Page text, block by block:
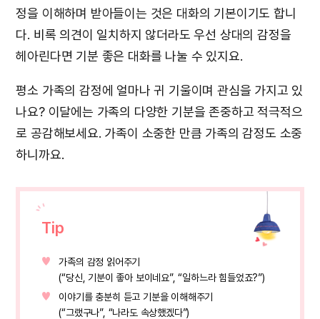
정을 이해하며 받아들이는 것은 대화의 기본이기도 합니
다. 비록 의견이 일치하지 않더라도 우선 상대의 감정을
헤아린다면 기분 좋은 대화를 나눌 수 있지요.
평소 가족의 감정에 얼마나 귀 기울이며 관심을 가지고 있
나요? 이달에는 가족의 다양한 기분을 존중하고 적극적으
로 공감해보세요. 가족이 소중한 만큼 가족의 감정도 소중
하니까요.
Tip
가족의 감정 읽어주기
(“당신, 기분이 좋아 보이네요”, “일하느라 힘들었죠?”)
이야기를 충분히 듣고 기분을 이해해주기
(“그랬구나”, “나라도 속상했겠다”)